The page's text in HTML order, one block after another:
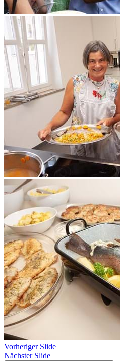
Vorheriger Slide
Nächster Slide